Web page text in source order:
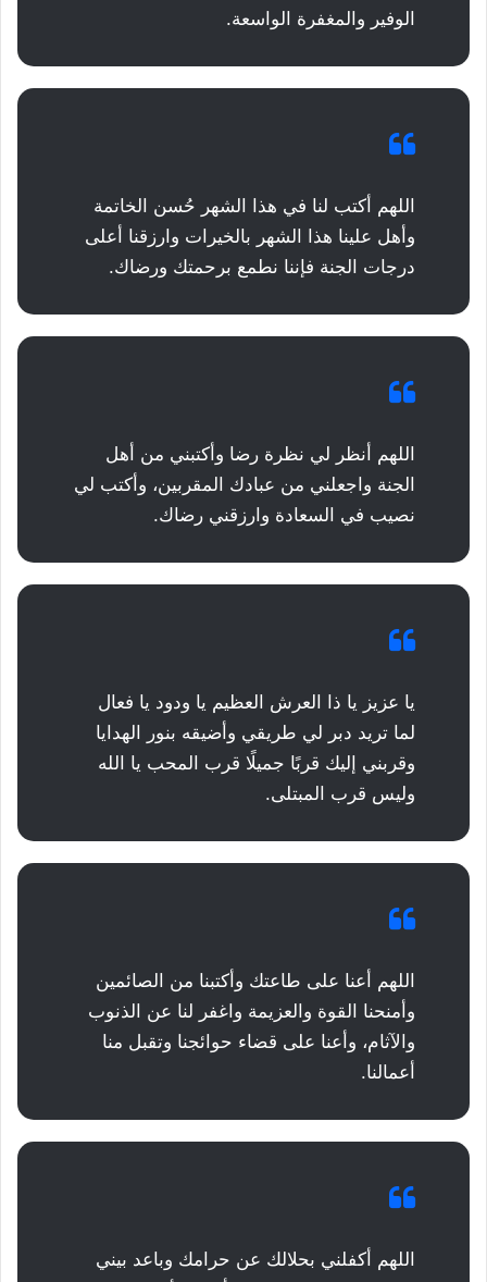
الوفير والمغفرة الواسعة.
اللهم أكتب لنا في هذا الشهر حُسن الخاتمة
وأهل علينا هذا الشهر بالخيرات وارزقنا أعلى
درجات الجنة فإننا نطمع برحمتك ورضاك.
اللهم أنظر لي نظرة رضا وأكتبني من أهل
الجنة واجعلني من عبادك المقربين، وأكتب لي
نصيب في السعادة وارزقني رضاك.
يا عزيز يا ذا العرش العظيم يا ودود يا فعال
لما تريد دبر لي طريقي وأضيقه بنور الهدايا
وقربني إليك قربًا جميلًا قرب المحب يا الله
وليس قرب المبتلى.
اللهم أعنا على طاعتك وأكتبنا من الصائمين
وأمنحنا القوة والعزيمة واغفر لنا عن الذنوب
والآثام، وأعنا على قضاء حوائجنا وتقبل منا
أعمالنا.
اللهم أكفلني بحلالك عن حرامك وباعد بيني